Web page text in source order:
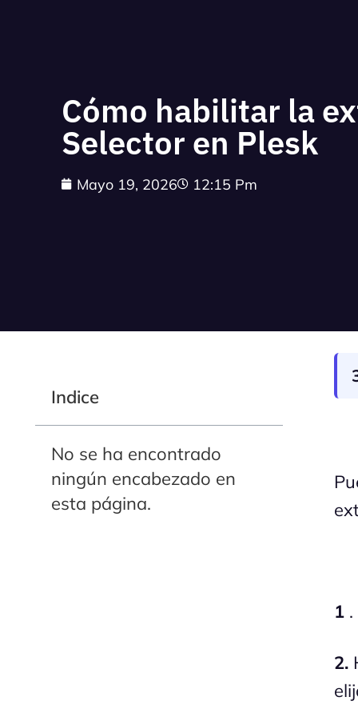
Cómo habilitar la
Selector en Plesk
Mayo 19, 2026 12:15 Pm
Indice
No se ha encontrado
ningún encabezado en
esta página.
1
2.